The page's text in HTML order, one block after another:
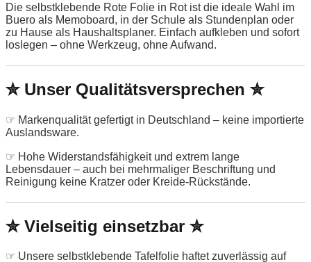
Die selbstklebende Rote Folie in Rot ist die ideale Wahl im
Buero als Memoboard, in der Schule als Stundenplan oder
zu Hause als Haushaltsplaner. Einfach aufkleben und sofort
loslegen – ohne Werkzeug, ohne Aufwand.
✮ Unser Qualitätsversprechen ✮
☞ Markenqualität gefertigt in Deutschland – keine importierte
Auslandsware.
☞ Hohe Widerstandsfähigkeit und extrem lange
Lebensdauer – auch bei mehrmaliger Beschriftung und
Reinigung keine Kratzer oder Kreide-Rückstände.
✮ Vielseitig einsetzbar ✮
☞ Unsere selbstklebende Tafelfolie haftet zuverlässig auf